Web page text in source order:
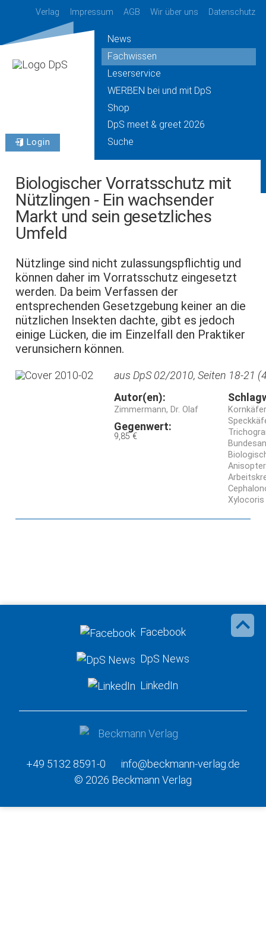
Verlag Impressum AGB Wir über uns Datenschutz
Login
News
Fachwissen
Leserservice
WERBEN bei und mit DpS
Shop
DpS meet & greet 2026
Suche
Biologischer Vorratsschutz mit
Nützlingen - Ein wachsender
Markt und sein gesetzliches
Umfeld
Nützlinge sind nicht zulassungspflichtig und
können daher im Vorratsschutz eingesetzt
werden. Da beim Verfassen der
entsprechenden Gesetzgebung keiner an die
nützlichen Insekten dachte, gibt es jedoch
einige Lücken, die im Einzelfall den Praktiker
verunsichern können.
aus DpS 02/2010, Seiten 18-21
Autor(en):
Zimmermann, Dr. Olaf
Gegenwert:
9,85 €
Facebook
DpS News
LinkedIn
+49 5132 8591-0
info@beckmann-verlag.de
© 2026 Beckmann Verlag